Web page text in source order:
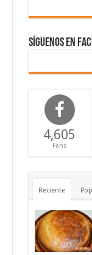
Síguenos en
4,605
Fans
Reciente